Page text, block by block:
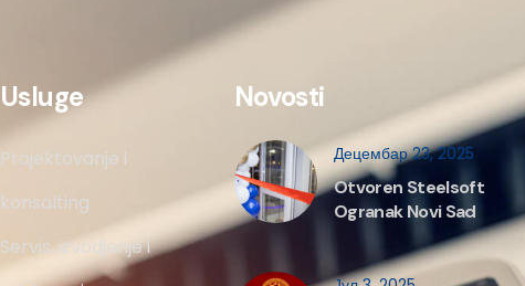
Usluge
Projektovanje i
konsalting
Servis, izvodjenje i
Novosti
Децембар 23, 2025
Otvoren Steelsoft
Ogranak Novi Sad